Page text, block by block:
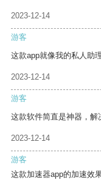
2023-12-14
游客
这款app就像我的私人助
2023-12-14
游客
这款软件简直是神器，解
2023-12-14
游客
这款加速器app的加速效